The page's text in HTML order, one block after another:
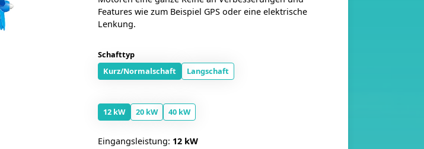
Eingangsleistung: 12 kW
Features wie zum Beispiel GPS oder eine elektrische
Lenkung.
Schafttyp
Kurz/Normalschaft
Langschaft
12 kW 20 kW 40 kW